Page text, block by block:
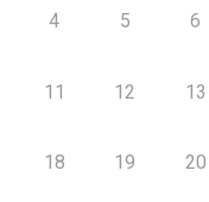
4 5 6
11 12 13
18 19 20